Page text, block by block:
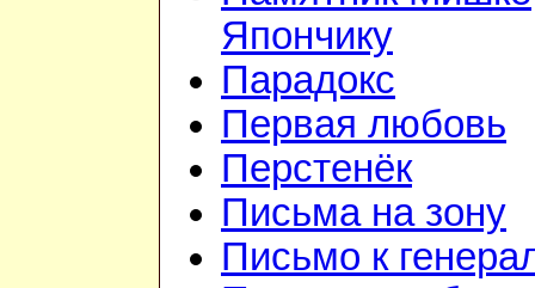
Япончику
Парадокс
Первая любовь
Перстенёк
Письма на зону
Письмо к